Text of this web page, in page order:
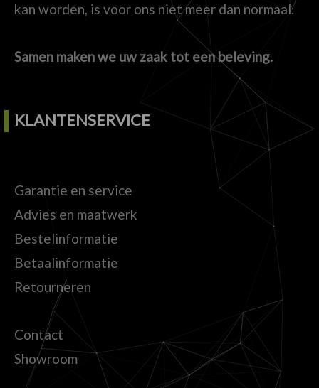
kan worden, is voor ons niet meer dan normaal.
Samen maken we uw zaak tot een beleving.
KLANTENSERVICE
Garantie en service
Advies en maatwerk
Bestelinformatie
Betaalinformatie
Retourneren
Contact
Showroom